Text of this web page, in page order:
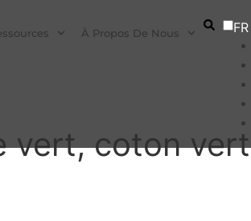
À Propos De Nous
FR
vert, coton vert